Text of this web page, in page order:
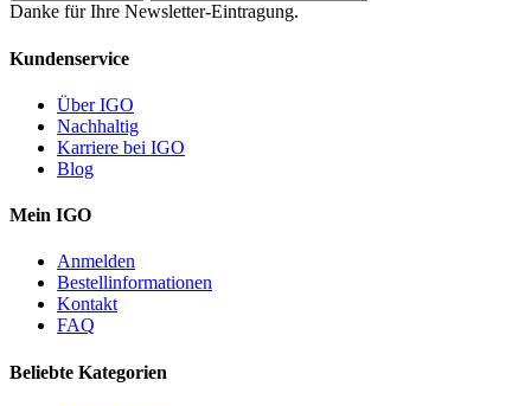
Danke für Ihre Newsletter-Eintragung.
Kundenservice
Über IGO
Nachhaltig
Karriere bei IGO
Blog
Mein IGO
Anmelden
Bestellinformationen
Kontakt
FAQ
Beliebte Kategorien